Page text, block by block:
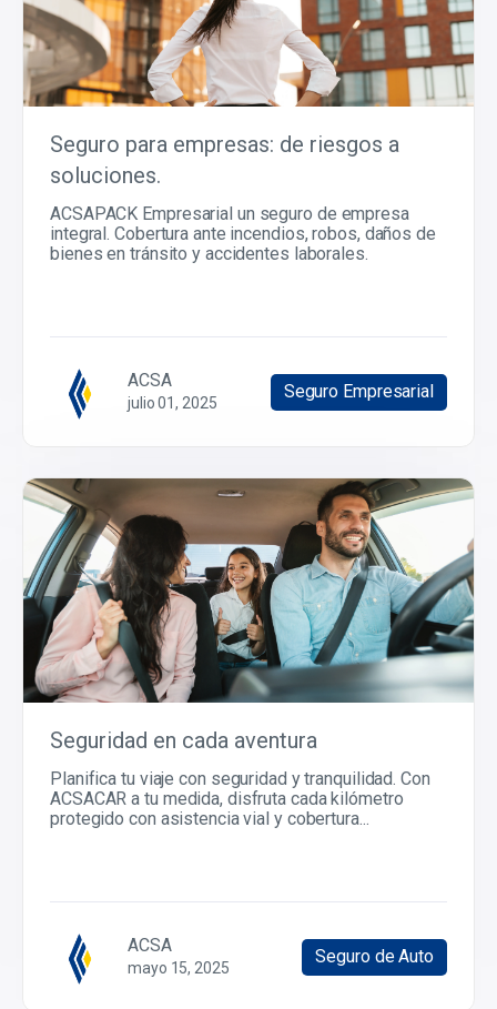
Seguro para empresas: de riesgos a
soluciones.
ACSAPACK Empresarial un seguro de empresa
integral. Cobertura ante incendios, robos, daños de
bienes en tránsito y accidentes laborales.
ACSA
julio 01, 2025
Seguro Empresarial
Seguridad en cada aventura
Planifica tu viaje con seguridad y tranquilidad. Con
ACSACAR a tu medida, disfruta cada kilómetro
protegido con asistencia vial y cobertura...
ACSA
mayo 15, 2025
Seguro de Auto